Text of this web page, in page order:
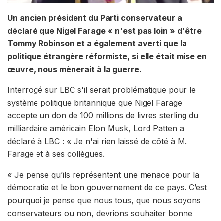
Un ancien président du Parti conservateur a
déclaré que Nigel Farage « n'est pas loin » d'être
Tommy Robinson et a également averti que la
politique étrangère réformiste, si elle était mise en
œuvre, nous mènerait à la guerre.
Interrogé sur LBC s'il serait problématique pour le
système politique britannique que Nigel Farage
accepte un don de 100 millions de livres sterling du
milliardaire américain Elon Musk, Lord Patten a
déclaré à LBC : « Je n'ai rien laissé de côté à M.
Farage et à ses collègues.
« Je pense qu’ils représentent une menace pour la
démocratie et le bon gouvernement de ce pays. C’est
pourquoi je pense que nous tous, que nous soyons
conservateurs ou non, devrions souhaiter bonne